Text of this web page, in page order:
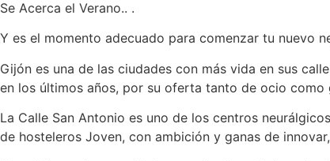
Se Acerca el Verano.. .
Y es el momento adecuado para comenzar tu nuevo
Gijón es una de las ciudades con más vida en sus
en los últimos años, por su oferta tanto de ocio como
La Calle San Antonio es uno de los centros
de hosteleros Joven, con ambición y ganas de